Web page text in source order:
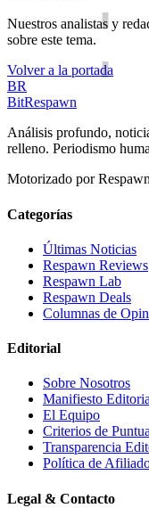
Nuestros analistas y
sobre este tema.
Volver a la portada
BR
BitRespawn
Análisis profundo,
relleno. Periodismo
Motorizado por
Categorías
Últimas Noticias
Respawn Reviews
Respawn Lab
Respawn Deals
Columnas de
Editorial
Sobre Nosotros
Manifiesto
El Equipo
Criterios de
Transparencia
Política de
Legal & Contacto